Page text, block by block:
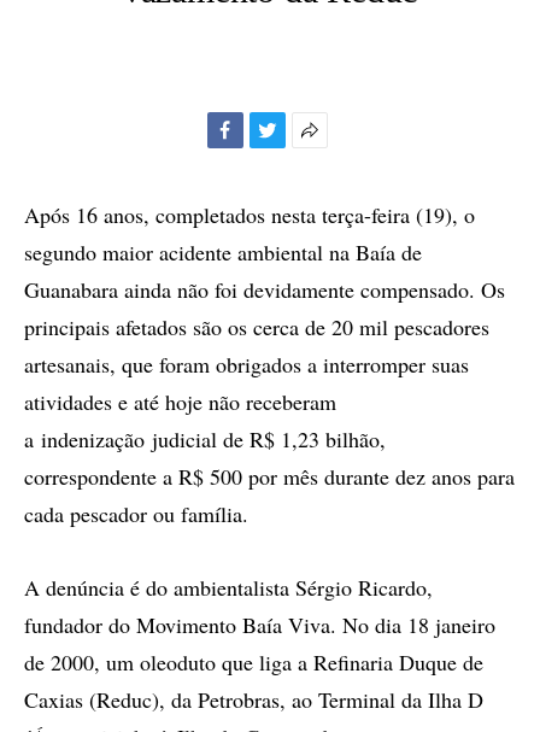
compartilhamento
Após 16 anos, completados nesta terça-feira (19), o
segundo maior acidente ambiental na Baía de
Guanabara ainda não foi devidamente compensado. Os
principais afetados são os cerca de 20 mil pescadores
artesanais, que foram obrigados a interromper suas
atividades e até hoje não receberam
a indenização judicial de R$ 1,23 bilhão,
correspondente a R$ 500 por mês durante dez anos para
cada pescador ou família.
A denúncia é do ambientalista Sérgio Ricardo,
fundador do Movimento Baía Viva. No dia 18 janeiro
de 2000, um oleoduto que liga a Refinaria Duque de
Caxias (Reduc), da Petrobras, ao Terminal da Ilha D